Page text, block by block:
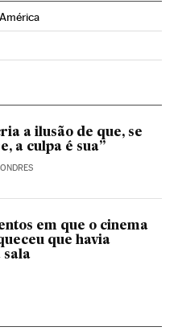
en Facebook
a ilusão de que, se
a culpa é sua”
em que o cinema
que havia
sala